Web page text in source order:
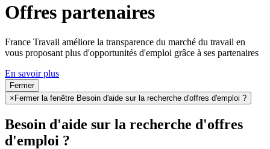
Offres partenaires
France Travail améliore la transparence du marché du travail en
vous proposant plus d'opportunités d'emploi grâce à ses partenaires
En savoir plus
Fermer
× Fermer la fenêtre Besoin d'aide sur la recherche d'offres d'emploi ?
Besoin d'aide sur la recherche d'offres
d'emploi ?